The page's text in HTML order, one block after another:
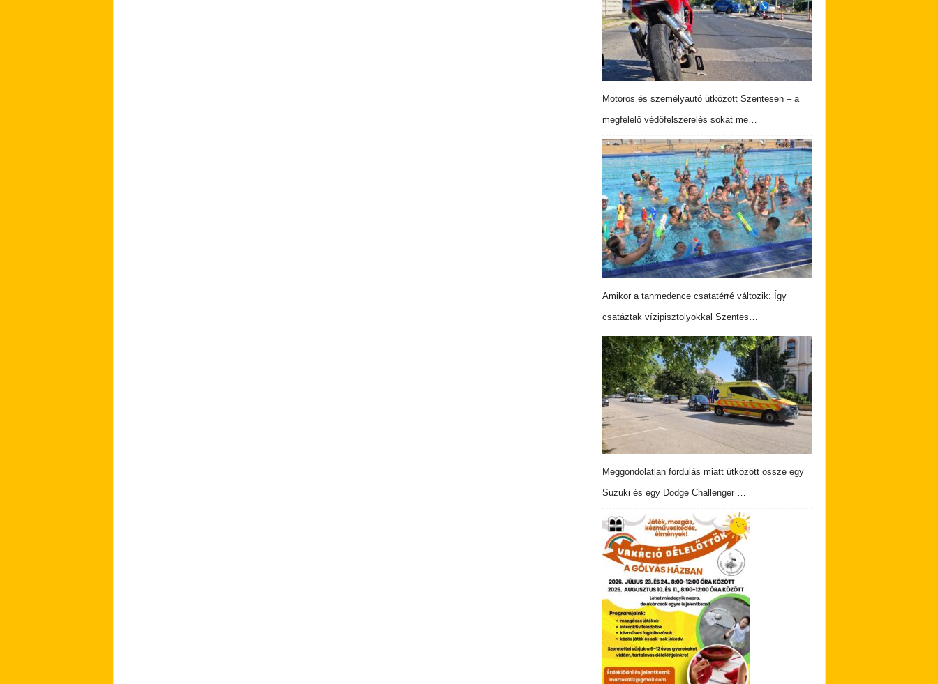
Motoros és személyautó ütközött Szentesen – a
megfelelő védőfelszerelés sokat me…
Amikor a tanmedence csatatérré változik: Így
csatáztak vízipisztolyokkal Szentes…
Meggondolatlan fordulás miatt ütközött össze egy
Suzuki és egy Dodge Challenger …